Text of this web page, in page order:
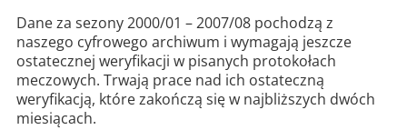
Dane za sezony 2000/01 – 2007/08 pochodzą z
naszego cyfrowego archiwum i wymagają jeszcze
ostatecznej weryfikacji w pisanych protokołach
meczowych. Trwają prace nad ich ostateczną
weryfikacją, które zakończą się w najbliższych dwóch
miesiącach.